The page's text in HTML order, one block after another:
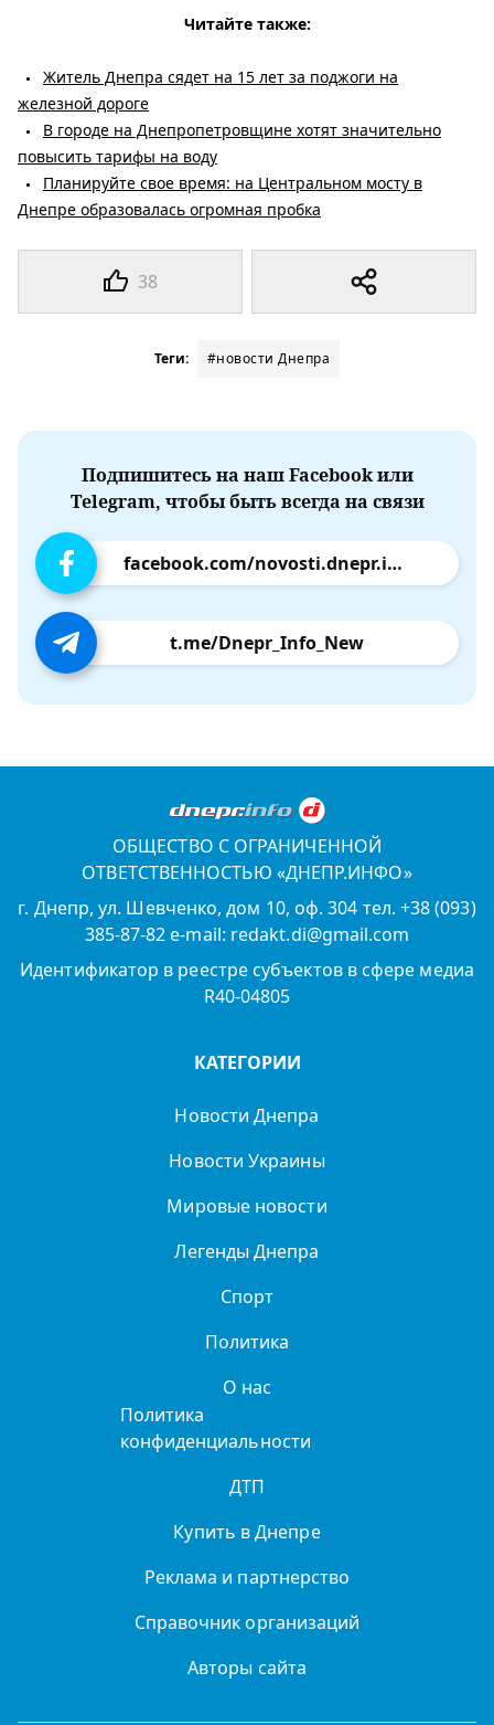
38
Читайте также:
Житель Днепра сядет на 15 лет за поджоги на
железной дороге
В городе на Днепропетровщине хотят значительно
повысить тарифы на воду
Планируйте свое время: на Центральном мосту в
Днепре образовалась огромная пробка
Теги: #новости Днепра
Подпишитесь на наш Facebook или
Telegram, чтобы быть всегда на связи
facebook.com/novosti.dnepr.info
t.me/Dnepr_Info_New
ОБЩЕСТВО С ОГРАНИЧЕННОЙ
ОТВЕТСТВЕННОСТЬЮ «ДНЕПР.ИНФО»
г. Днепр, ул. Шевченко, дом 10, оф. 304 тел. +38 (093)
385-87-82 e-mail: redakt.di@gmail.com
Идентификатор в реестре субъектов в сфере медиа
R40-04805
КАТЕГОРИИ
Новости Днепра
Новости Украины
Мировые новости
Легенды Днепра
Спорт
Политика
О нас
Политика
конфиденциальности
ДТП
Купить в Днепре
Реклама и партнерство
Справочник организаций
Авторы сайта